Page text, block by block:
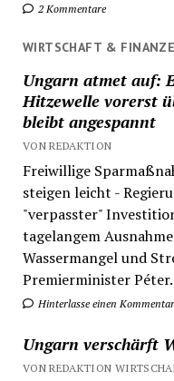
2 Kommentare
WIRTSCHAFT &
Ungarn atmet auf:
Hitzewelle vorerst
bleibt angespannt
VON REDAKTION
Freiwillige
steigen leicht -
"verpasster"
tagelangem
Wassermangel und
Premierminister
Hinterlasse einen Kommentar
Ungarn verschärft
VON REDAKTION